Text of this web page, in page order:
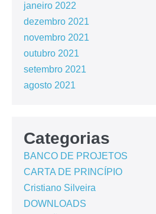
janeiro 2022
dezembro 2021
novembro 2021
outubro 2021
setembro 2021
agosto 2021
Categorias
BANCO DE PROJETOS
CARTA DE PRINCÍPIO
Cristiano Silveira
DOWNLOADS